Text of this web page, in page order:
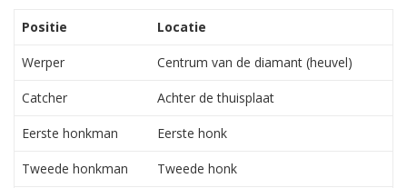
Positie Locatie
Werper Centrum van de diamant (heuvel)
Catcher Achter de thuisplaat
Eerste honkman Eerste honk
Tweede honkman Tweede honk